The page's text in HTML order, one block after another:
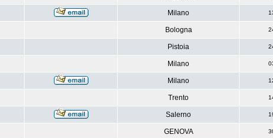
Milano
Bologna
Pistoia
Milano
Milano
Trento
Salerno
GENOVA